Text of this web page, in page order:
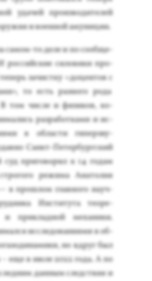
уда­чей про­из­во­дите­лей
и во­ен­ной аму­ниции.
то де­ле и по со­об­ще­
си­лови­ки про­
за­чис­тку «до­цен­тов с
то есть раз­но­го ро­да
том чис­ле и фи­зиков, ко­
раз­ра­бот­ка­ми и ис­
в об­ласти ги­пер­зву­
Санкт-Пе­тер­бург­ский
суд при­гово­рил к 14 го­дам
ре­жима Ана­толия
в прош­лом глав­но­го на­уч­
Ин­сти­тута те­оре­
и прик­ладной ме­хани­ки.
ис­сле­дова­ни­ями в об­
но вдруг был
– еще в и­юле 2022 го­да. А по
дан­ным следс­твия и